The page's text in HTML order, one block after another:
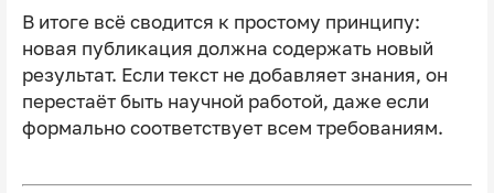
В итоге всё сводится к простому принципу:
новая публикация должна содержать новый
результат. Если текст не добавляет знания, он
перестаёт быть научной работой, даже если
формально соответствует всем требованиям.